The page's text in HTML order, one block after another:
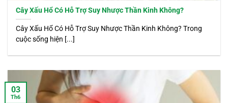
Cây Xấu Hổ Có Hỗ Trợ Suy Nhược Thần Kinh Không?
Cây Xấu Hổ Có Hỗ Trợ Suy Nhược Thần Kinh Không? Trong
cuộc sống hiện [...]
03
Th6